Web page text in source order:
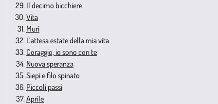
Il decimo bicchiere
Vita
Muri
L’attesa estate della mia vita
Coraggio, io sono con te
Nuova speranza
Siepi e filo spinato
Piccoli passi
Aprile